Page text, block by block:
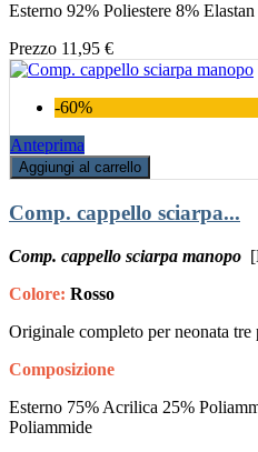
Esterno 92% Poliestere 8% Elastan
Prezzo 11,95 €
-60%
Anteprima
Aggiungi al carrello
Comp. cappello sciarpa...
Comp. cappello sciarpa manopo
Colore: Rosso
Originale completo per neonata tre
Composizione
Esterno 75% Acrilica 25%
Poliammide